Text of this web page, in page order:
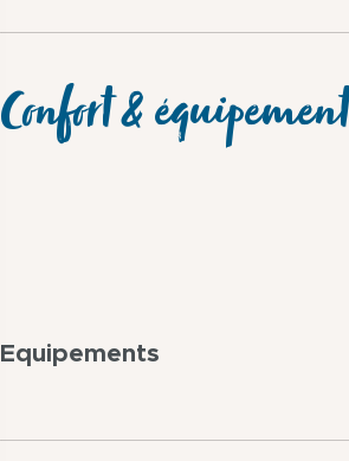
Confort & équipement
Equipements